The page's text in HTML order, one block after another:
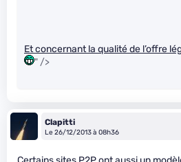
Et concernant la qualité de l’offre
" />
Clapitti
Le 26/12/2013 à 08h36